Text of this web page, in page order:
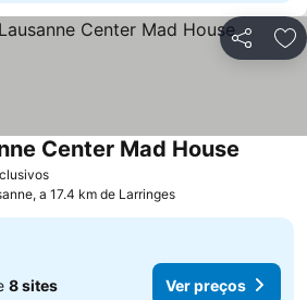
Partilhar
Center Mad House
a 17.4 km de Larringes
8 sites Ver preços